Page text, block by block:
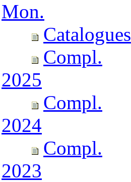
Mon.
Catalogues
Compl.
2025
Compl.
2024
Compl.
2023